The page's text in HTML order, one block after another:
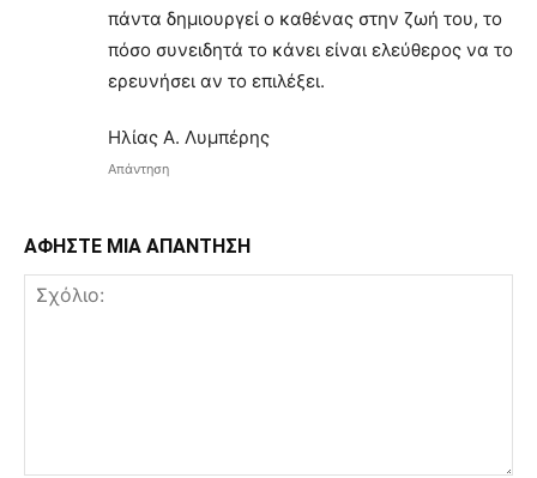
πάντα δημιουργεί ο καθένας στην ζωή του, το
πόσο συνειδητά το κάνει είναι ελεύθερος να το
ερευνήσει αν το επιλέξει.
Ηλίας Α. Λυμπέρης
Απάντηση
ΑΦΗΣΤΕ ΜΙΑ ΑΠΑΝΤΗΣΗ